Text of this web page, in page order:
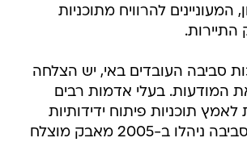
המעוניינים להרוויח מתוכניות
סביבה העובדים באי, יש הצלחה
המודעות. בעלי אדמות רבים
לאמץ תוכניות פיתוח ידידותיות
לסביבה, ופעילי סביבה ניהלו ב-2005 מאבק מוצלח